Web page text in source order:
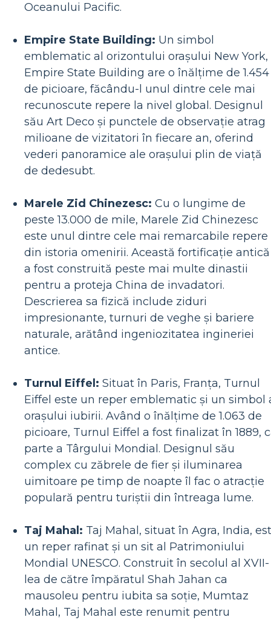
Oceanului Pacific.
Empire State Building: Un simbol
emblematic al orizontului orașului New York,
Empire State Building are o înălțime de 1.454
de picioare, făcându-l unul dintre cele mai
recunoscute repere la nivel global. Designul
său Art Deco și punctele de observație atrag
milioane de vizitatori în fiecare an, oferind
vederi panoramice ale orașului plin de viață
de dedesubt.
Marele Zid Chinezesc: Cu o lungime de
peste 13.000 de mile, Marele Zid Chinezesc
este unul dintre cele mai remarcabile repere
din istoria omenirii. Această fortificație antică
a fost construită peste mai multe dinastii
pentru a proteja China de invadatori.
Descrierea sa fizică include ziduri
impresionante, turnuri de veghe și bariere
naturale, arătând ingeniozitatea ingineriei
antice.
Turnul Eiffel: Situat în Paris, Franța, Turnul
Eiffel este un reper emblematic și un simbol
orașului iubirii. Având o înălțime de 1.063 de
picioare, Turnul Eiffel a fost finalizat în 1889,
parte a Târgului Mondial. Designul său
complex cu zăbrele de fier și iluminarea
uimitoare pe timp de noapte îl fac o atracție
populară pentru turiștii din întreaga lume.
Taj Mahal: Taj Mahal, situat în Agra, India,
un reper rafinat și un sit al Patrimoniului
Mondial UNESCO. Construit în secolul al XVII-
lea de către împăratul Shah Jahan ca
mausoleu pentru iubita sa soție, Mumtaz
Mahal, Taj Mahal este renumit pentru